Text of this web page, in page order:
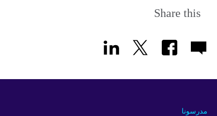
Share this
مدرسونا